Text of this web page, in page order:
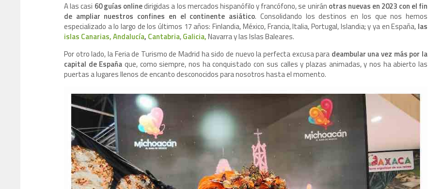
A las casi 60 guías onlinedirigidas a los mercados hispanófilo y francófono, se unirán otras nuevas en 2023 con el fin
de ampliar nuestros confines en el continente asiático. Consolidando los destinos en los que nos hemos
especializado a lo largo de los últimos 17 años: Finlandia, México, Francia, Italia, Portugal, Islandia; y ya en España, las
islas Canarias,Andalucía, Cantabria,Galicia,Navarra y las Islas Baleares.
Por otro lado, la Feria de Turismo de Madrid ha sido de nuevo la perfecta excusa para deambular una vez más por la
capital de España que, como siempre, nos ha conquistado con sus calles y plazas animadas, y nos ha abierto las
puertas a lugares llenos de encanto desconocidos para nosotros hasta el momento.